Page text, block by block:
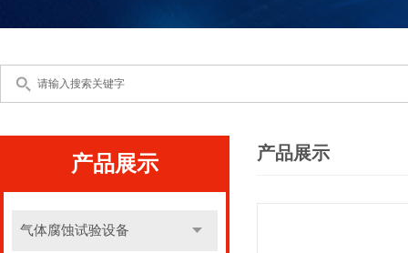
产品展示
气体腐蚀试验设备
产品展示